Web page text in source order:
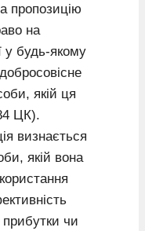
пропозицію
на
у будь-якому
якій ця
ЦК).
визнається
якій вона
чи